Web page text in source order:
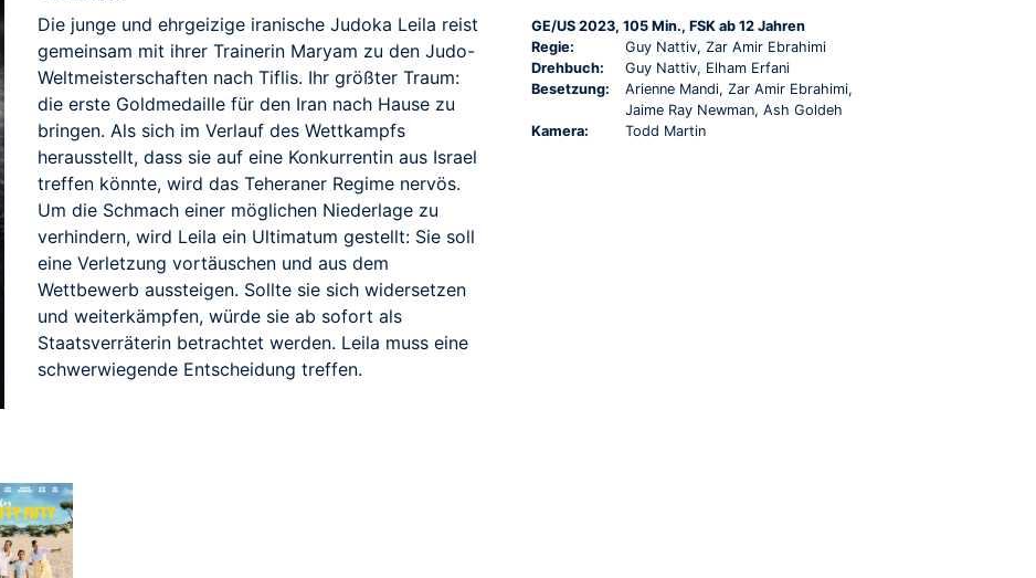
Die junge und ehrgeizige iranische Judoka Leila reist
gemeinsam mit ihrer Trainerin Maryam zu den Judo-
Weltmeisterschaften nach Tiflis. Ihr größter Traum:
die erste Goldmedaille für den Iran nach Hause zu
bringen. Als sich im Verlauf des Wettkampfs
herausstellt, dass sie auf eine Konkurrentin aus Israel
treffen könnte, wird das Teheraner Regime nervös.
Um die Schmach einer möglichen Niederlage zu
verhindern, wird Leila ein Ultimatum gestellt: Sie soll
eine Verletzung vortäuschen und aus dem
Wettbewerb aussteigen. Sollte sie sich widersetzen
und weiterkämpfen, würde sie ab sofort als
Staatsverräterin betrachtet werden. Leila muss eine
schwerwiegende Entscheidung treffen.
GE/US 2023, 105 Min., FSK ab 12 Jahren
Regie:
Guy Nattiv, Zar Amir Ebrahimi
Drehbuch:
Guy Nattiv, Elham Erfani
Besetzung:
Arienne Mandi, Zar Amir Ebrahimi,
Jaime Ray Newman, Ash Goldeh
Kamera:
Todd Martin